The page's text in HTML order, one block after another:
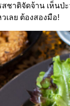
สชาติจัดจ้าน เห็นป่
เลย ต้องสองมือ!